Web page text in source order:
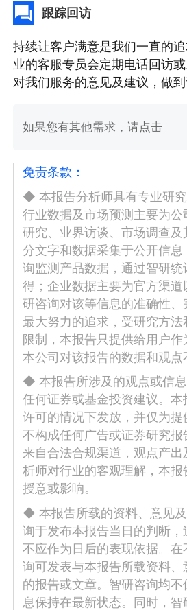
跟踪回访
持续让客户满意是我们一直的
业的客服专员会定期电话回访
对我们服务的意见及建议，做到
如果您有其他需求，请点击
免责条款：
◆ 本报告分析师具有专业研
行业数据及市场预测主要为
研究、业界访谈、市场调查
分文字和数据采集于公开信
询监测产品数据，通过智研
得；企业数据主要为官方渠
研咨询对该等信息的准确性
最大努力的追求，受研究方
限制，本报告只提供给用户作
本公司对该报告的数据和观点
◆ 本报告所涉及的观点或信
任何证券或基金投资建议。
许可的情况下发放，并仅为
不构成任何广告或证券研究
来自合法合规渠道，观点产
析师对行业的客观理解，本
授意或影响。
◆ 本报告所载的资料、意见
询于发布本报告当日的判断
不应作为日后的表现依据。
询可发表与本报告所载资料
的报告或文章。智研咨询均
息保持在最新状态。同时，